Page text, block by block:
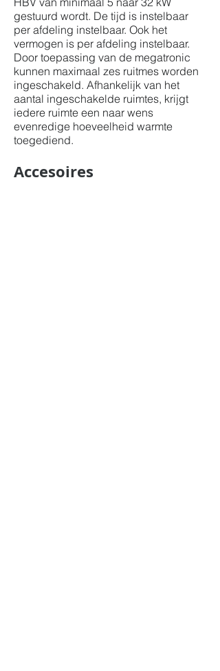
gestuurd wordt. De tijd is instelbaar
per afdeling instelbaar. Ook het
vermogen is per afdeling instelbaar.
Door toepassing van de megatronic
kunnen maximaal zes ruitmes worden
ingeschakeld. Afhankelijk van het
aantal ingeschakelde ruimtes, krijgt
iedere ruimte een naar wens
evenredige hoeveelheid warmte
toegediend.
Accesoires